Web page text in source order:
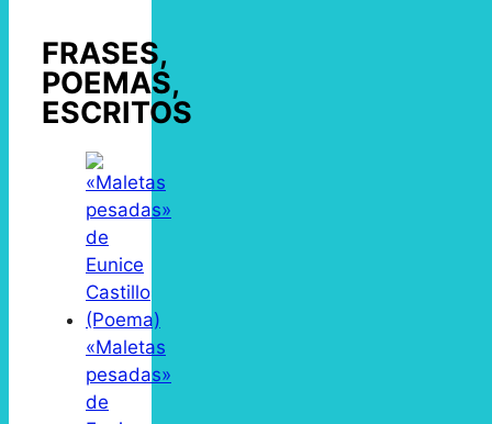
FRASES,
POEMAS,
ESCRITOS
«Maletas
pesadas»
de